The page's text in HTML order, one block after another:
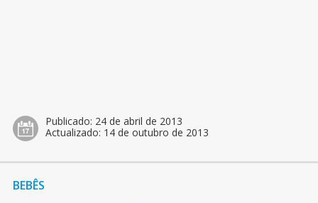
Publicado: 24 de abril de 2013
Actualizado: 14 de outubro de 2013
BEBÊS